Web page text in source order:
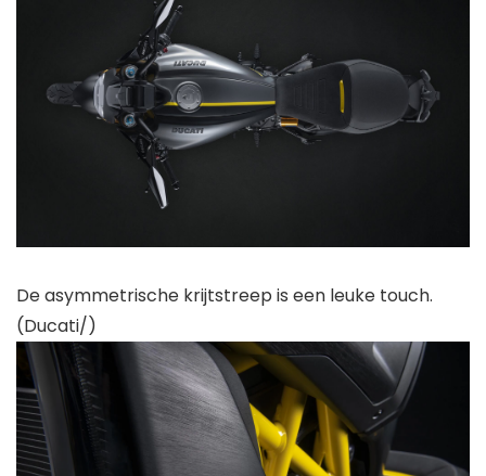
De asymmetrische krijtstreep is een leuke touch.
(Ducati/)